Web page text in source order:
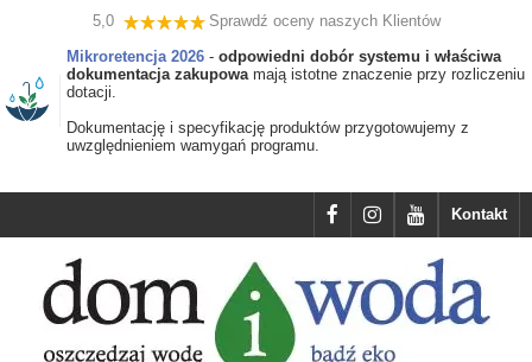
5,0
Sprawdź oceny naszych Klientów
Mikroretencja 2026 - odpowiedni dobór systemu i właściwa
dokumentacja zakupowamają istotne znaczenie przy rozliczeniu
dotacji.
Dokumentację i specyfikację produktów przygotowujemy z
uwzględnieniem wamygań programu.
Kontakt